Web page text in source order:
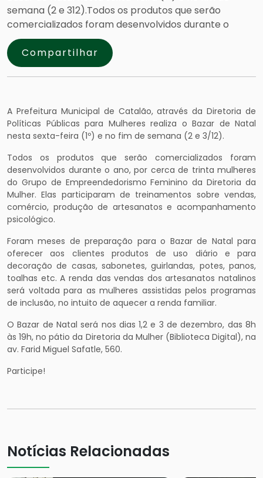
semana (2 e 312).Todos os produtos que serão
comercializados foram desenvolvidos durante o
Compartilhar
A Prefeitura Municipal de Catalão, através da Diretoria de
Políticas Públicas para Mulheres realiza o Bazar de Natal
nesta sexta-feira (1º) e no fim de semana (2 e 3/12).
Todos os produtos que serão comercializados foram
desenvolvidos durante o ano, por cerca de trinta mulheres
do Grupo de Empreendedorismo Feminino da Diretoria da
Mulher. Elas participaram de treinamentos sobre vendas,
comércio, produção de artesanatos e acompanhamento
psicológico.
Foram meses de preparação para o Bazar de Natal para
oferecer aos clientes produtos de uso diário e para
decoração de casas, sabonetes, guirlandas, potes, panos,
toalhas etc. A renda das vendas dos artesanatos natalinos
será voltada para as mulheres assistidas pelos programas
de inclusão, no intuito de aquecer a renda familiar.
O Bazar de Natal será nos dias 1,2 e 3 de dezembro, das 8h
às 19h, no pátio da Diretoria da Mulher (Biblioteca Digital), na
av. Farid Miguel Safatle, 560.
Participe!
Notícias Relacionadas